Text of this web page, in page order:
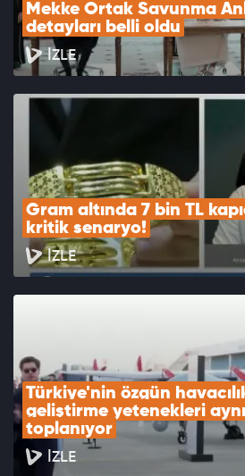
Mekke Ortak Savunma
detayları belli oldu
İZLE
Gram altında 7 bin TL
kritik senaryo!
İZLE
Türkiye'nin özgün
geliştirme yetenekleri
toplanıyor
İZLE